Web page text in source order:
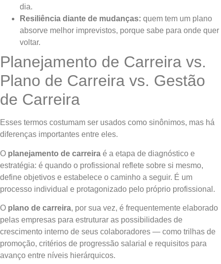
dia.
Resiliência diante de mudanças: quem tem um plano
absorve melhor imprevistos, porque sabe para onde quer
voltar.
Planejamento de Carreira vs.
Plano de Carreira vs. Gestão
de Carreira
Esses termos costumam ser usados como sinônimos, mas há
diferenças importantes entre eles.
O planejamento de carreira é a etapa de diagnóstico e
estratégia: é quando o profissional reflete sobre si mesmo,
define objetivos e estabelece o caminho a seguir. É um
processo individual e protagonizado pelo próprio profissional.
O plano de carreira, por sua vez, é frequentemente elaborado
pelas empresas para estruturar as possibilidades de
crescimento interno de seus colaboradores — como trilhas de
promoção, critérios de progressão salarial e requisitos para
avanço entre níveis hierárquicos.